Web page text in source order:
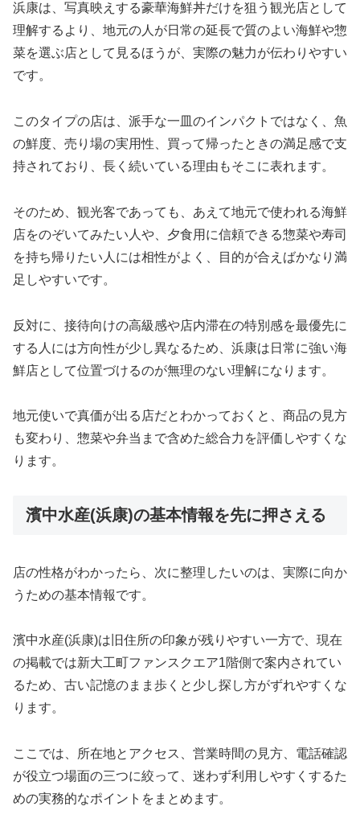
浜康は、写真映えする豪華海鮮丼だけを狙う観光店として
理解するより、地元の人が日常の延長で質のよい海鮮や惣
菜を選ぶ店として見るほうが、実際の魅力が伝わりやすい
です。
このタイプの店は、派手な一皿のインパクトではなく、魚
の鮮度、売り場の実用性、買って帰ったときの満足感で支
持されており、長く続いている理由もそこに表れます。
そのため、観光客であっても、あえて地元で使われる海鮮
店をのぞいてみたい人や、夕食用に信頼できる惣菜や寿司
を持ち帰りたい人には相性がよく、目的が合えばかなり満
足しやすいです。
反対に、接待向けの高級感や店内滞在の特別感を最優先に
する人には方向性が少し異なるため、浜康は日常に強い海
鮮店として位置づけるのが無理のない理解になります。
地元使いで真価が出る店だとわかっておくと、商品の見方
も変わり、惣菜や弁当まで含めた総合力を評価しやすくな
ります。
濱中水産(浜康)の基本情報を先に押さえる
店の性格がわかったら、次に整理したいのは、実際に向か
うための基本情報です。
濱中水産(浜康)は旧住所の印象が残りやすい一方で、現在
の掲載では新大工町ファンスクエア1階側で案内されてい
るため、古い記憶のまま歩くと少し探し方がずれやすくな
ります。
ここでは、所在地とアクセス、営業時間の見方、電話確認
が役立つ場面の三つに絞って、迷わず利用しやすくするた
めの実務的なポイントをまとめます。